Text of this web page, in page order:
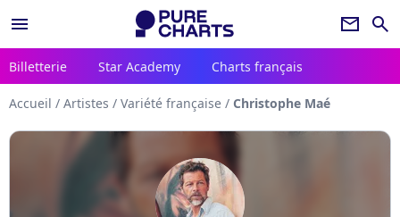
menu newsletter search
Billetterie Star Academy Charts français
Accueil / Artistes / Variété française / Christophe Maé